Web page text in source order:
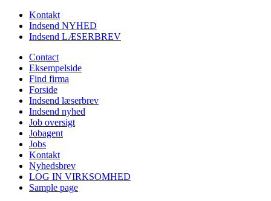
Kontakt
Indsend NYHED
Indsend LÆSERBREV
Contact
Eksempelside
Find firma
Forside
Indsend læserbrev
Indsend nyhed
Job oversigt
Jobagent
Jobs
Kontakt
Nyhedsbrev
LOG IN VIRKSOMHED
Sample page